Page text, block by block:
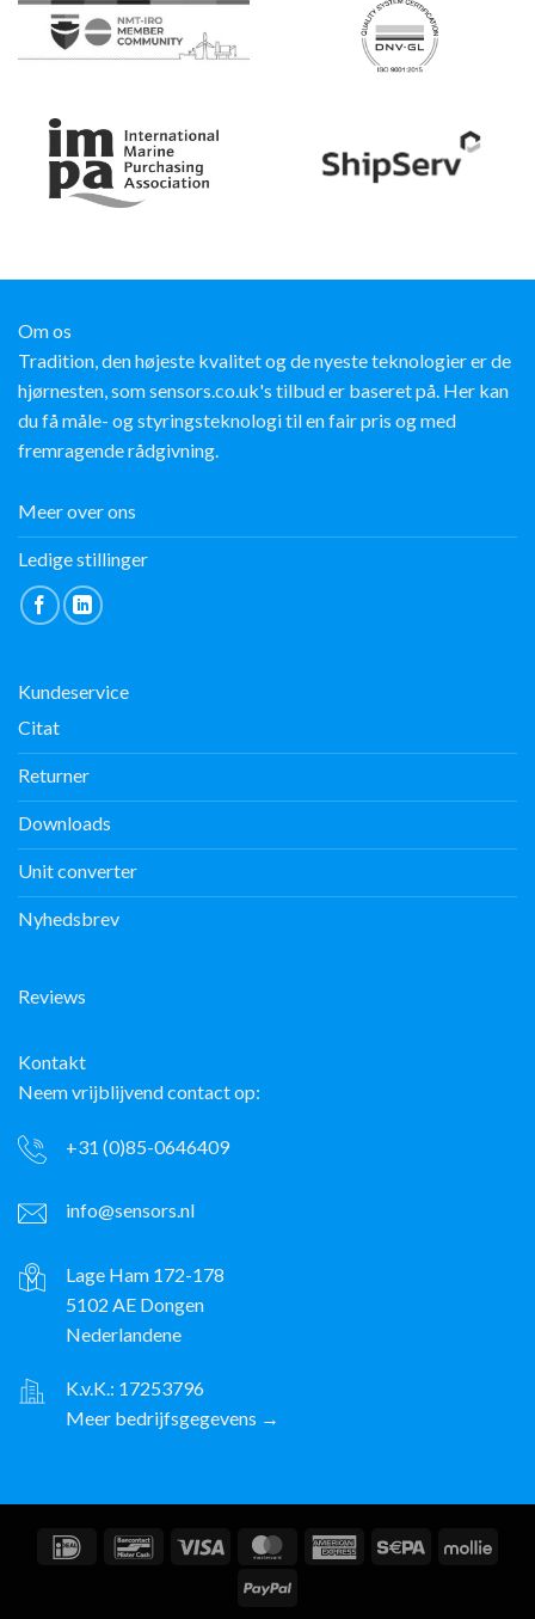
Om os
Tradition, den højeste kvalitet og de nyeste teknologier er de
hjørnesten, som sensors.co.uk's tilbud er baseret på. Her kan
du få måle- og styringsteknologi til en fair pris og med
fremragende rådgivning.
Meer over ons
Ledige stillinger
Kundeservice
Citat
Returner
Downloads
Unit converter
Nyhedsbrev
Reviews
Kontakt
Neem vrijblijvend contact op:
+31 (0)85-0646409
info@sensors.nl
Lage Ham 172-178
5102 AE Dongen
Nederlandene
K.v.K.: 17253796
Meer bedrijfsgegevens →
IDeal BancontactVisum MasterCardAmerican Sepa Mollie
PayPal